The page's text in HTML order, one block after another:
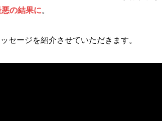
の結果に
セージを紹介させていただきます。